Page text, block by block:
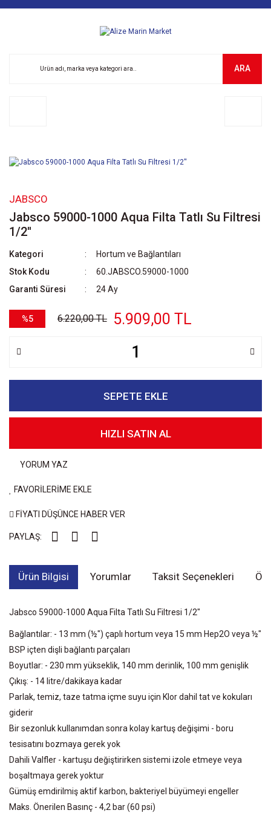
ARA
JABSCO
Jabsco 59000-1000 Aqua Filta Tatlı Su Filtresi
1/2''
Kategori
Hortum ve Bağlantıları
Stok Kodu
60.JABSCO.59000-1000
Garanti Süresi
24 Ay
%5 6.220,00 TL 5.909,00 TL
SEPETE EKLE
HIZLI SATIN AL
YORUM YAZ
FAVORİLERİME EKLE
FİYATI DÜŞÜNCE HABER VER
PAYLAŞ:
Ürün Bilgisi Yorumlar Taksit Seçenekleri
Jabsco 59000-1000 Aqua Filta Tatlı Su Filtresi 1/2"
Bağlantılar: - 13 mm (½") çaplı hortum veya 15 mm Hep2O veya ½"
BSP içten dişli bağlantı parçaları
Boyutlar: - 230 mm yükseklik, 140 mm derinlik, 100 mm genişlik
Çıkış: - 14 litre/dakikaya kadar
Parlak, temiz, taze tatma içme suyu için Klor dahil tat ve kokuları
giderir
Bir sezonluk kullanımdan sonra kolay kartuş değişimi - boru
tesisatını bozmaya gerek yok
Dahili Valfler - kartuşu değiştirirken sistemi izole etmeye veya
boşaltmaya gerek yoktur
Gümüş emdirilmiş aktif karbon, bakteriyel büyümeyi engeller
Maks. Önerilen Basınç - 4,2 bar (60 psi)